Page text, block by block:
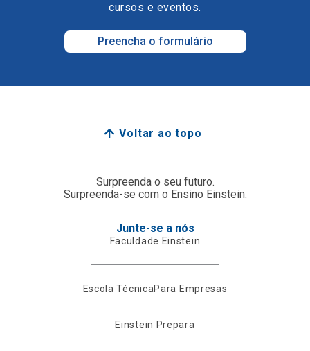
cursos e eventos.
Preencha o formulário
Voltar ao topo
Surpreenda o seu futuro.
Surpreenda-se com o Ensino Einstein.
Junte-se a nós
Faculdade Einstein
Escola TécnicaPara Empresas
Einstein Prepara